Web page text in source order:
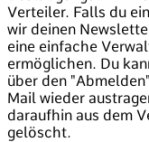
Verteiler. Falls du
wir deinen
eine einfache
ermöglichen. Du
über den
Mail wieder
daraufhin aus dem
gelöscht.